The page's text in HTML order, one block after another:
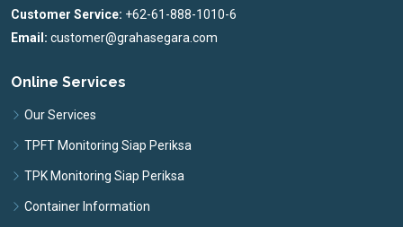
Customer Service: +62-61-888-1010-6
Email: customer@grahasegara.com
Online Services
Our Services
TPFT Monitoring Siap Periksa
TPK Monitoring Siap Periksa
Container Information